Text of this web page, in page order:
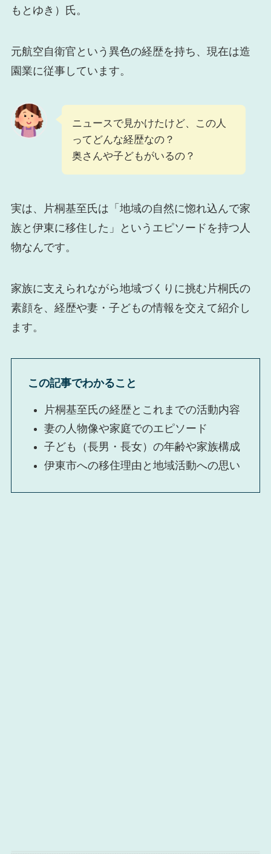
もとゆき）氏。
元航空自衛官という異色の経歴を持ち、現在は造
園業に従事しています。
ニュースで見かけたけど、この人
ってどんな経歴なの？
奥さんや子どもがいるの？
実は、片桐基至氏は「地域の自然に惚れ込んで家
族と伊東に移住した」というエピソードを持つ人
物なんです。
家族に支えられながら地域づくりに挑む片桐氏の
素顔を、経歴や妻・子どもの情報を交えて紹介し
ます。
この記事でわかること
片桐基至氏の経歴とこれまでの活動内容
妻の人物像や家庭でのエピソード
子ども（長男・長女）の年齢や家族構成
伊東市への移住理由と地域活動への思い